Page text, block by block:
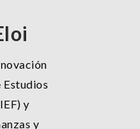
Estudios
y
y